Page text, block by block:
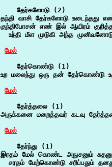
    தேர்களோடு (2)
தந்தி வாசி தேர்களோடு
குந்திபோசன் எண் இல் ஆயிரம்
உந்தி மீள முடுகி அந்த
மேல்
    தேர்கொண்டு (1)
உற மலைந்து ஒரு தன் தேர்கொண்டு
மேல்
    தேர்த்தலை (1)
அருக்கனை மறைத்தவர் கடவு
மேல்
    தேர்ந்து (1)
இரதம் மேல் கொண்ட அநுசனும்
சரதம் மேற்கொண்டு சரிப்பதும்